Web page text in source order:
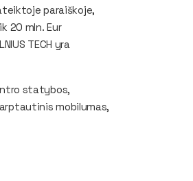
paraiškoje,
20 mln. Eur
TECH yra
statybos,
mobilumas,